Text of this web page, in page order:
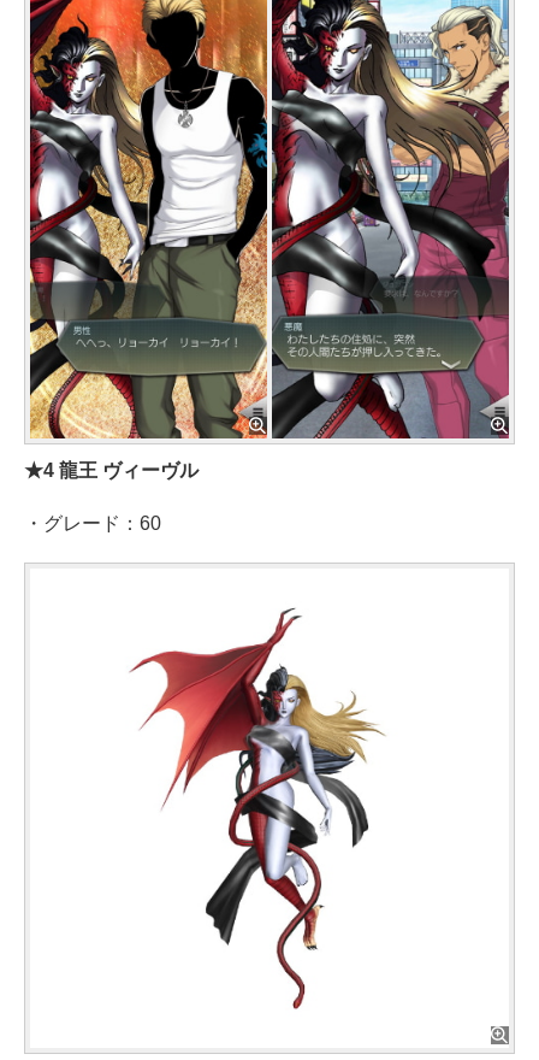
★4 龍王 ヴィーヴル
・グレード：60